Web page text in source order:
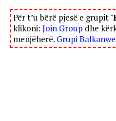
Për t’u bërë pjesë e grupit "
klikoni: Join Group dhe
menjëherë. Grupi